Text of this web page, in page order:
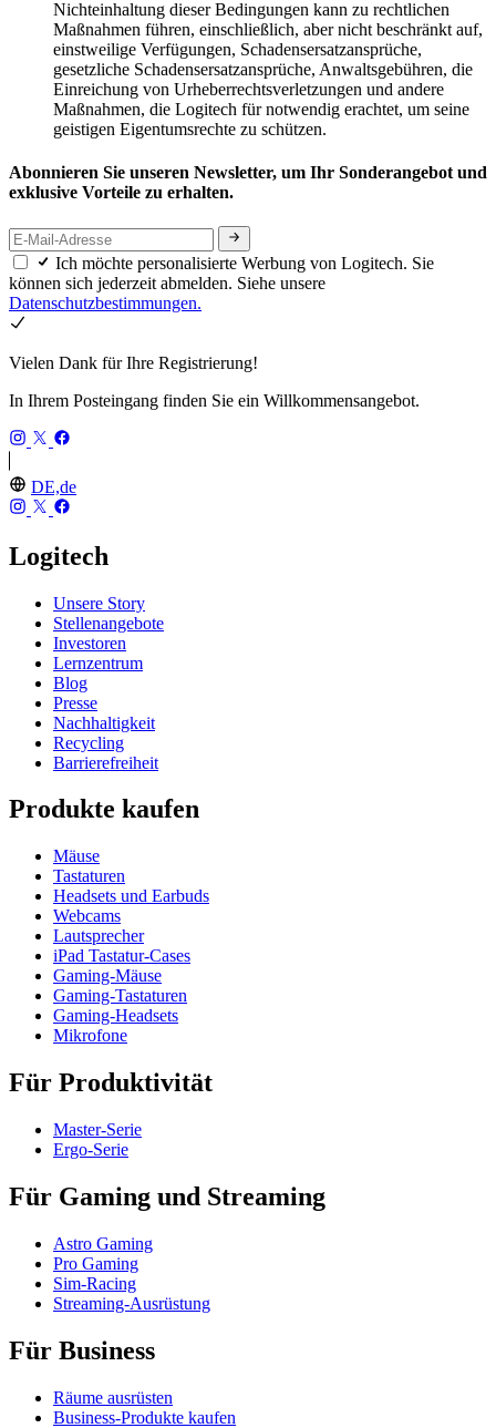
Nichteinhaltung dieser Bedingungen kann zu rechtlichen
Maßnahmen führen, einschließlich, aber nicht beschränkt auf,
einstweilige Verfügungen, Schadensersatzansprüche,
gesetzliche Schadensersatzansprüche, Anwaltsgebühren, die
Einreichung von Urheberrechtsverletzungen und andere
Maßnahmen, die Logitech für notwendig erachtet, um seine
geistigen Eigentumsrechte zu schützen.
Abonnieren Sie unseren Newsletter, um Ihr Sonderangebot und
exklusive Vorteile zu erhalten.
Ich möchte personalisierte Werbung von Logitech. Sie
können sich jederzeit abmelden. Siehe unsere
Datenschutzbestimmungen.
Vielen Dank für Ihre Registrierung!
In Ihrem Posteingang finden Sie ein Willkommensangebot.
DE,de
Logitech
Unsere Story
Stellenangebote
Investoren
Lernzentrum
Blog
Presse
Nachhaltigkeit
Recycling
Barrierefreiheit
Produkte kaufen
Mäuse
Tastaturen
Headsets und Earbuds
Webcams
Lautsprecher
iPad Tastatur-Cases
Gaming-Mäuse
Gaming-Tastaturen
Gaming-Headsets
Mikrofone
Für Produktivität
Master-Serie
Ergo-Serie
Für Gaming und Streaming
Astro Gaming
Pro Gaming
Sim-Racing
Streaming-Ausrüstung
Für Business
Räume ausrüsten
Business-Produkte kaufen